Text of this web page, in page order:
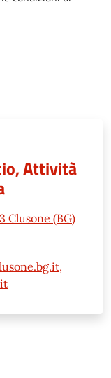
Attività
Clusone (BG)